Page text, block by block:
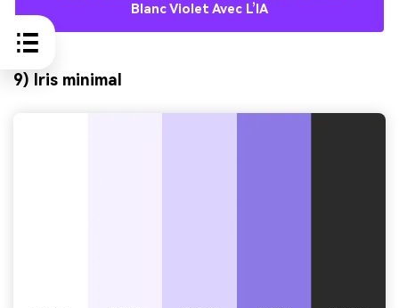
Blanc Violet Avec L’IA
9) Iris minimal